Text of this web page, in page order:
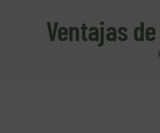
Ventajas